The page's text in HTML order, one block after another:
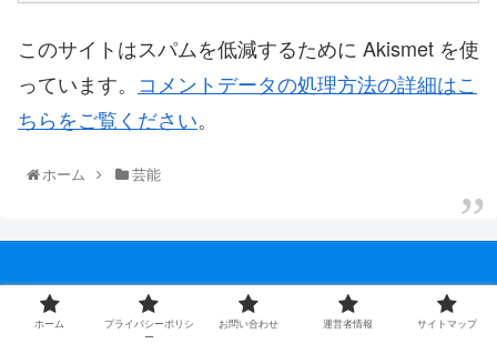
このサイトはスパムを低減するために Akismet を使
っています。 コメントデータの処理方法の詳細はこ
ちらをご覧ください。
ホーム 芸能
ホーム
プライバシーポリシー
お問い合わせ
運営者情報
ホーム
プライバシーポリシ
ー
お問い合わせ 運営者情報 サイトマップ